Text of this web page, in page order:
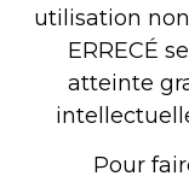
utilisation
ERRECÉ
atteinte
Pour